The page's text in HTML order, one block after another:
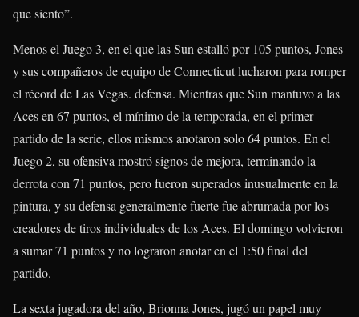
que siento”.
Menos el Juego 3, en el que las Sun estalló por 105 puntos, Jones
y sus compañeros de equipo de Connecticut lucharon para romper
el récord de Las Vegas. defensa. Mientras que Sun mantuvo a las
Aces en 67 puntos, el mínimo de la temporada, en el primer
partido de la serie, ellos mismos anotaron solo 64 puntos. En el
Juego 2, su ofensiva mostró signos de mejora, terminando la
derrota con 71 puntos, pero fueron superados inusualmente en la
pintura, y su defensa generalmente fuerte fue abrumada por los
creadores de tiros individuales de los Aces. El domingo volvieron
a sumar 71 puntos y no lograron anotar en el 1:50 final del
partido.
La sexta jugadora del año, Brionna Jones, jugó un papel muy